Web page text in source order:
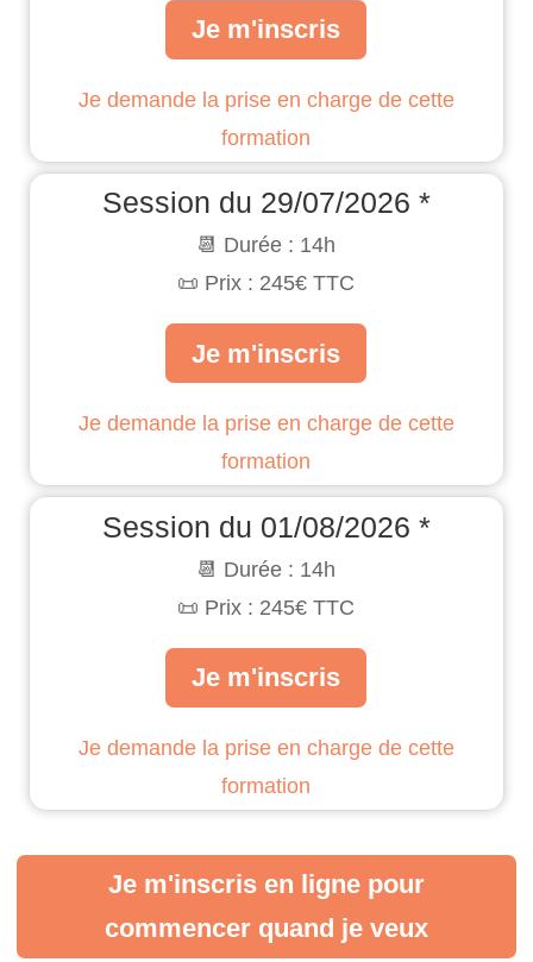
Je m'inscris
Je demande la prise en charge de cette
formation
Session du 29/07/2026 *
📆 Durée : 14h
📜 Prix : 245€ TTC
Je m'inscris
Je demande la prise en charge de cette
formation
Session du 01/08/2026 *
📆 Durée : 14h
📜 Prix : 245€ TTC
Je m'inscris
Je demande la prise en charge de cette
formation
Je m'inscris en ligne pour
commencer quand je veux